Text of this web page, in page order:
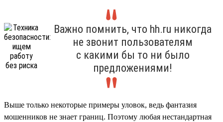
Важно помнить, что hh.ru никогда
не звонит пользователям
с какими бы то ни было
предложениями!
Выше только некоторые примеры уловок, ведь фантазия
мошенников не знает границ. Поэтому любая нестандартная